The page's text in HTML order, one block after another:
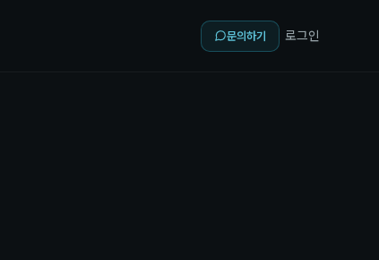
문의하기 로그인